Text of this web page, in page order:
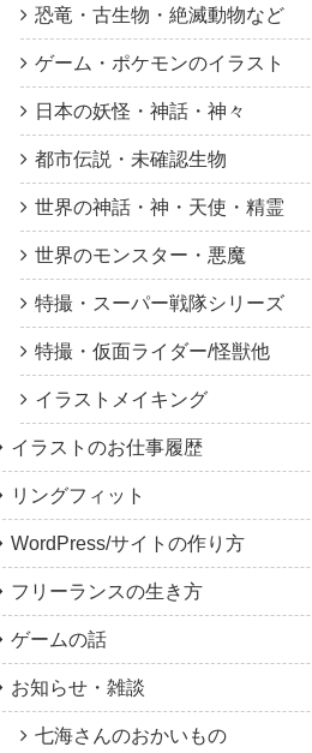
恐竜・古生物・絶滅動物など
ゲーム・ポケモンのイラスト
日本の妖怪・神話・神々
都市伝説・未確認生物
世界の神話・神・天使・精霊
世界のモンスター・悪魔
特撮・スーパー戦隊シリーズ
特撮・仮面ライダー/怪獣他
イラストメイキング
イラストのお仕事履歴
リングフィット
WordPress/サイトの作り方
フリーランスの生き方
ゲームの話
お知らせ・雑談
七海さんのおかいもの